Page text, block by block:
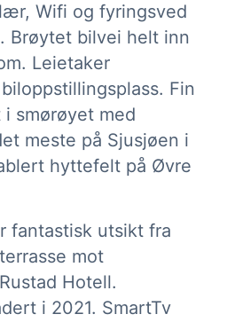
Wifi og fyringsved
Brøytet bilvei helt inn
Leietaker
Fin
smørøyet med
meste på Sjusjøen i
hyttefelt på Øvre
fantastisk utsikt fra
mot
Hotell.
i 2021. SmartTv